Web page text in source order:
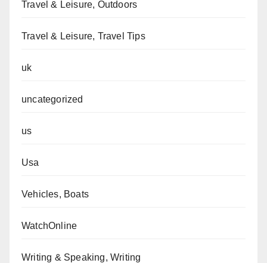
Travel & Leisure, Outdoors
Travel & Leisure, Travel Tips
uk
uncategorized
us
Usa
Vehicles, Boats
WatchOnline
Writing & Speaking, Writing